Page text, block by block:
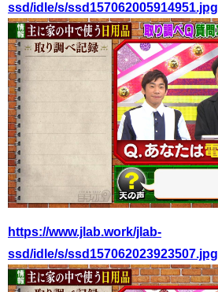
ssd/idle/s/ssd157062005914951.jpg
https://www.jlab.work/jlab-
ssd/idle/s/ssd157062023923507.jpg